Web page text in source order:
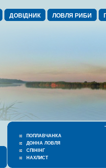
ДОВІДНИК ЛОВЛЯ РИБИ
ПОПЛАВЧАНКА
ДОННА ЛОВЛЯ
СПІНІНГ
НАХЛИСТ